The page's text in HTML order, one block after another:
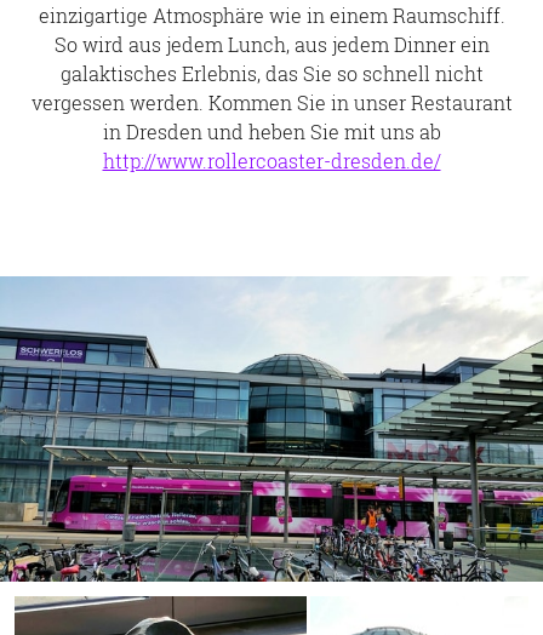
einzigartige Atmosphäre wie in einem Raumschiff.
So wird aus jedem Lunch, aus jedem Dinner ein
galaktisches Erlebnis, das Sie so schnell nicht
vergessen werden. Kommen Sie in unser Restaurant
in Dresden und heben Sie mit uns ab
http://www.rollercoaster-dresden.de/